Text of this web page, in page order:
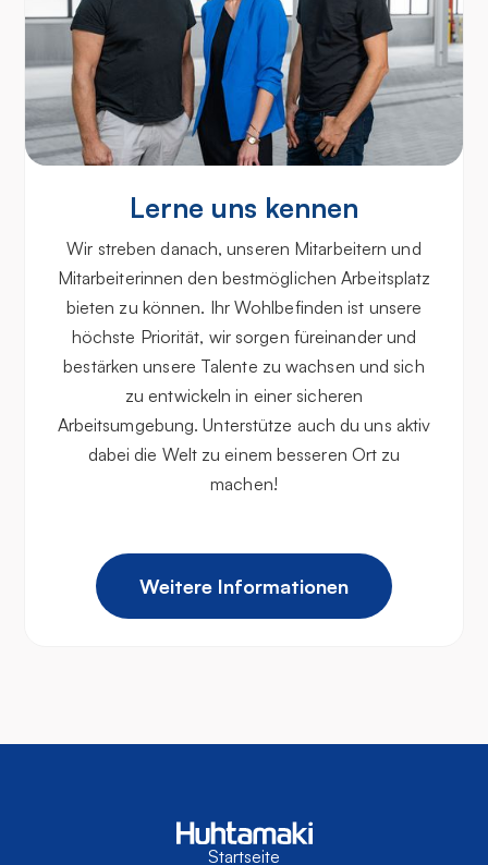
Lerne uns kennen
Wir streben danach, unseren Mitarbeitern und
Mitarbeiterinnen den bestmöglichen Arbeitsplatz
bieten zu können. Ihr Wohlbefinden ist unsere
höchste Priorität, wir sorgen füreinander und
bestärken unsere Talente zu wachsen und sich
zu entwickeln in einer sicheren
Arbeitsumgebung. Unterstütze auch du uns aktiv
dabei die Welt zu einem besseren Ort zu
machen!
Weitere Informationen
Startseite